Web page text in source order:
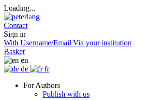
Loading...
Contact
Sign in
With Username/Email Via your institution
Basket
en
de
fr
For Authors
Publish with us